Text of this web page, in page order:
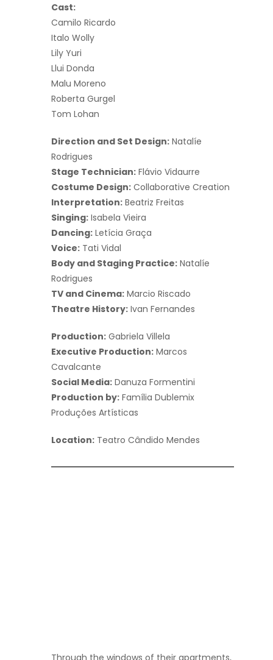
Cast:
Camilo Ricardo
Italo Wolly
Lily Yuri
Llui Donda
Malu Moreno
Roberta Gurgel
Tom Lohan
Direction and Set Design: Natalíe
Rodrigues
Stage Technician: Flávio Vidaurre
Costume Design: Collaborative Creation
Interpretation: Beatriz Freitas
Singing: Isabela Vieira
Dancing: Letícia Graça
Voice: Tati Vidal
Body and Staging Practice: Natalíe
Rodrigues
TV and Cinema: Marcio Riscado
Theatre History: Ivan Fernandes
Production: Gabriela Villela
Executive Production: Marcos
Cavalcante
Social Media: Danuza Formentini
Production by: Família Dublemix
Produções Artísticas
Location: Teatro Cândido Mendes
Through the windows of their apartments,